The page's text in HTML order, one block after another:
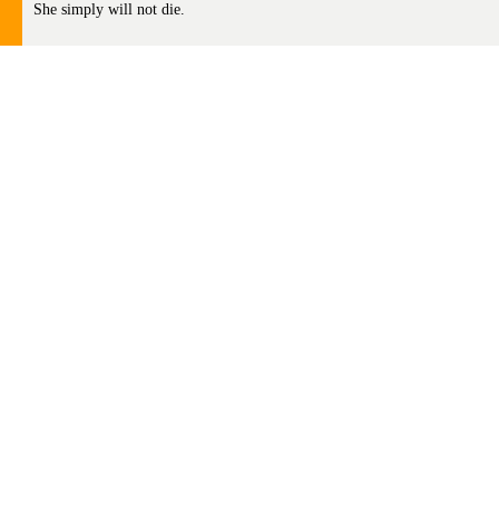
She simply will not die.